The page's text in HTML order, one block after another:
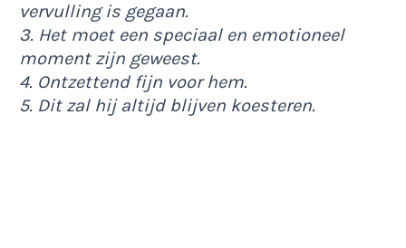
vervulling is gegaan.
3. Het moet een speciaal en emotioneel
moment zijn geweest.
4. Ontzettend fijn voor hem.
5. Dit zal hij altijd blijven koesteren.